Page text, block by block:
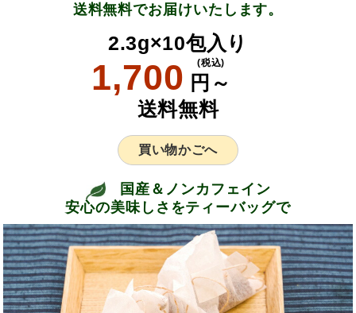
送料無料でお届けいたします。
2.3g×10包入り
1,700 円～
(税込)
送料無料
買い物かごへ
国産＆ノンカフェイン
安心の美味しさをティーバッグで